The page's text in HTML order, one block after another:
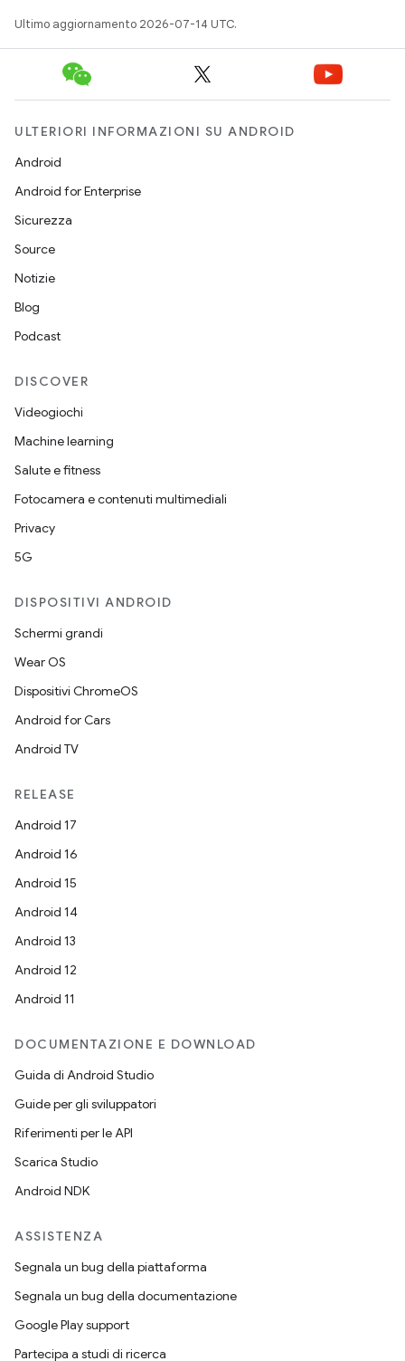
Ultimo aggiornamento 2026-07-14 UTC.
ULTERIORI INFORMAZIONI SU ANDROID
Android
Android for Enterprise
Sicurezza
Source
Notizie
Blog
Podcast
DISCOVER
Videogiochi
Machine learning
Salute e fitness
Fotocamera e contenuti multimediali
Privacy
5G
DISPOSITIVI ANDROID
Schermi grandi
Wear OS
Dispositivi ChromeOS
Android for Cars
Android TV
RELEASE
Android 17
Android 16
Android 15
Android 14
Android 13
Android 12
Android 11
DOCUMENTAZIONE E DOWNLOAD
Guida di Android Studio
Guide per gli sviluppatori
Riferimenti per le API
Scarica Studio
Android NDK
ASSISTENZA
Segnala un bug della piattaforma
Segnala un bug della documentazione
Google Play support
Partecipa a studi di ricerca